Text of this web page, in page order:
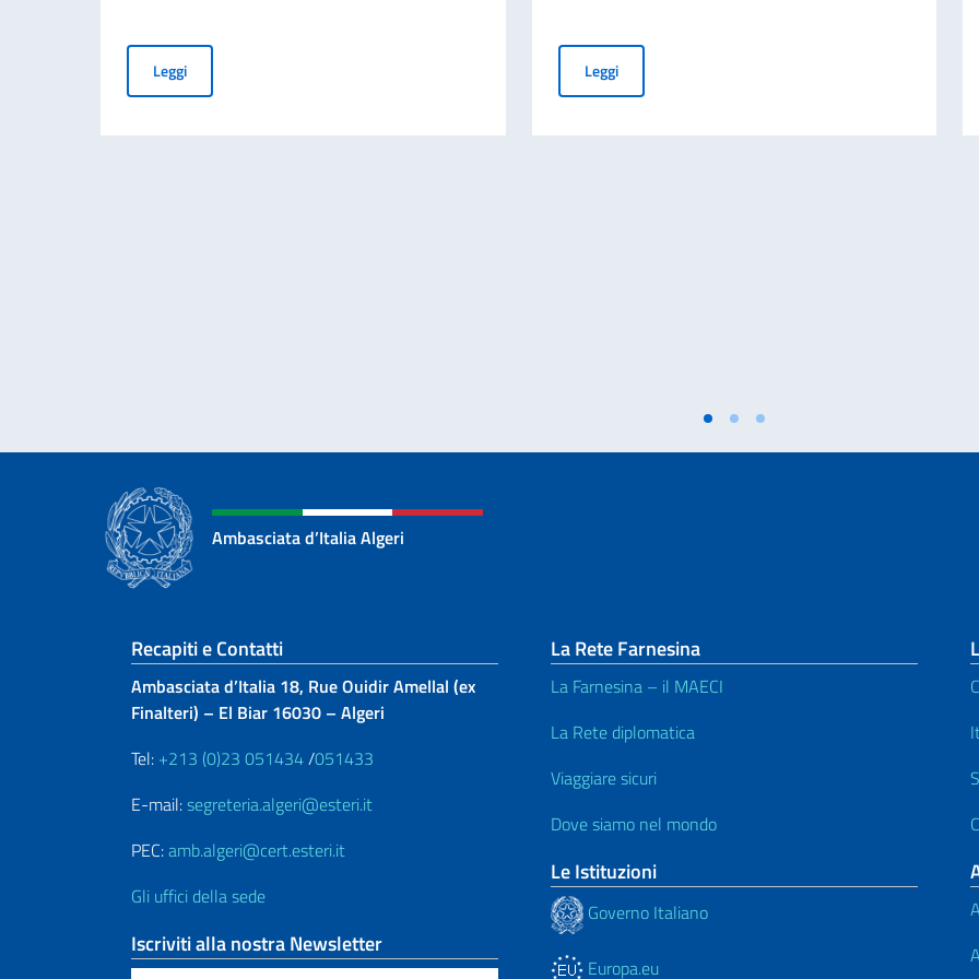
LeggiL’Ambasciata d’Italia ad Algeri ospita lo spettacolo “La nostalgia dell’assoluto”
LeggiDal 9 luglio 2026 l'Algeria adotta l'Apostille:
Ambasciata d’Italia Algeri
Sezione footer
Recapiti e Contatti
Ambasciata d’Italia 18, Rue Ouidir Amellal (ex
Finalteri) – El Biar 16030 – Algeri
Tel: +213 (0)23 051434/051433
E-mail:segreteria.algeri@esteri.it
PEC:amb.algeri@cert.esteri.it
Gli uffici della sede
Iscriviti alla nostra Newsletter
La Rete Farnesina
La Farnesina – il MAECI
La Rete diplomatica
Viaggiare sicuri
Dove siamo nel mondo
Le Istituzioni
Governo Italiano
Europa.eu